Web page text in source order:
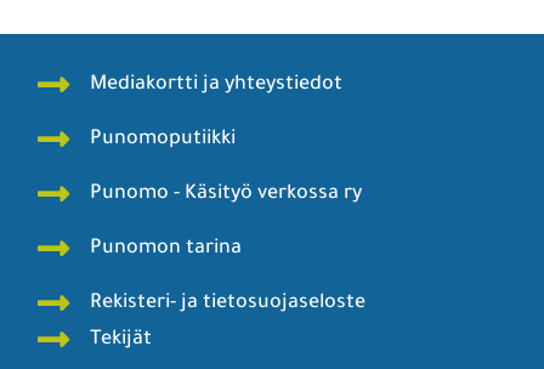
Mediakortti ja yhteystiedot
Punomoputiikki
Punomo - Käsityö verkossa ry
Punomon tarina
Rekisteri- ja tietosuojaseloste
Tekijät